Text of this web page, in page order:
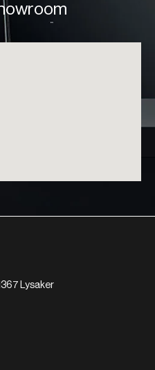
Lysaker